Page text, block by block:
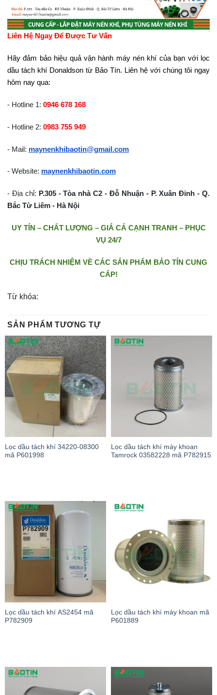
Liên Hệ Ngay Để Được Tư Vấn
Hãy đảm bảo hiệu quả vận hành máy nén khí của bạn với lọc
dầu tách khí Donaldson từ Bảo Tín. Liên hệ với chúng tôi ngay
hôm nay qua:
- Hotline 1: 0946 678 168
- Hotline 2: 0983 755 949
- Mail: maynenkhibaotin@gmail.com
- Website: maynenkhibaotin.com
- Địa chỉ: P.305 - Tòa nhà C2 - Đỗ Nhuận - P. Xuân Đỉnh - Q.
Bắc Từ Liêm - Hà Nội
UY TÍN – CHẤT LƯỢNG – GIÁ CẢ CẠNH TRANH – PHỤC
VỤ 24/7
CHỊU TRÁCH NHIỆM VỀ CÁC SẢN PHẨM BẢO TÍN CUNG
CẤP!
Từ khóa:
SẢN PHẨM TƯƠNG TỰ
Lọc dầu tách khí 34220-08300
mã P601998
Lọc dầu tách khí máy khoan
Tamrock 03582228 mã P782915
Lọc dầu tách khí AS2454 mã
P782909
Lọc dầu tách khí máy khoan mã
P601889